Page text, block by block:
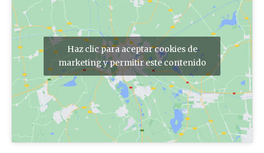
Haz clic para aceptar cookies de
marketing y permitir este contenido